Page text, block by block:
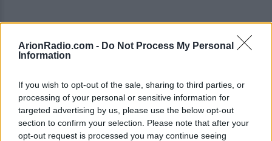
ArionRadio.com - Do Not Process My Personal
Information
If you wish to opt-out of the sale, sharing to third parties, or
processing of your personal or sensitive information for
targeted advertising by us, please use the below opt-out
section to confirm your selection. Please note that after your
opt-out request is processed you may continue seeing